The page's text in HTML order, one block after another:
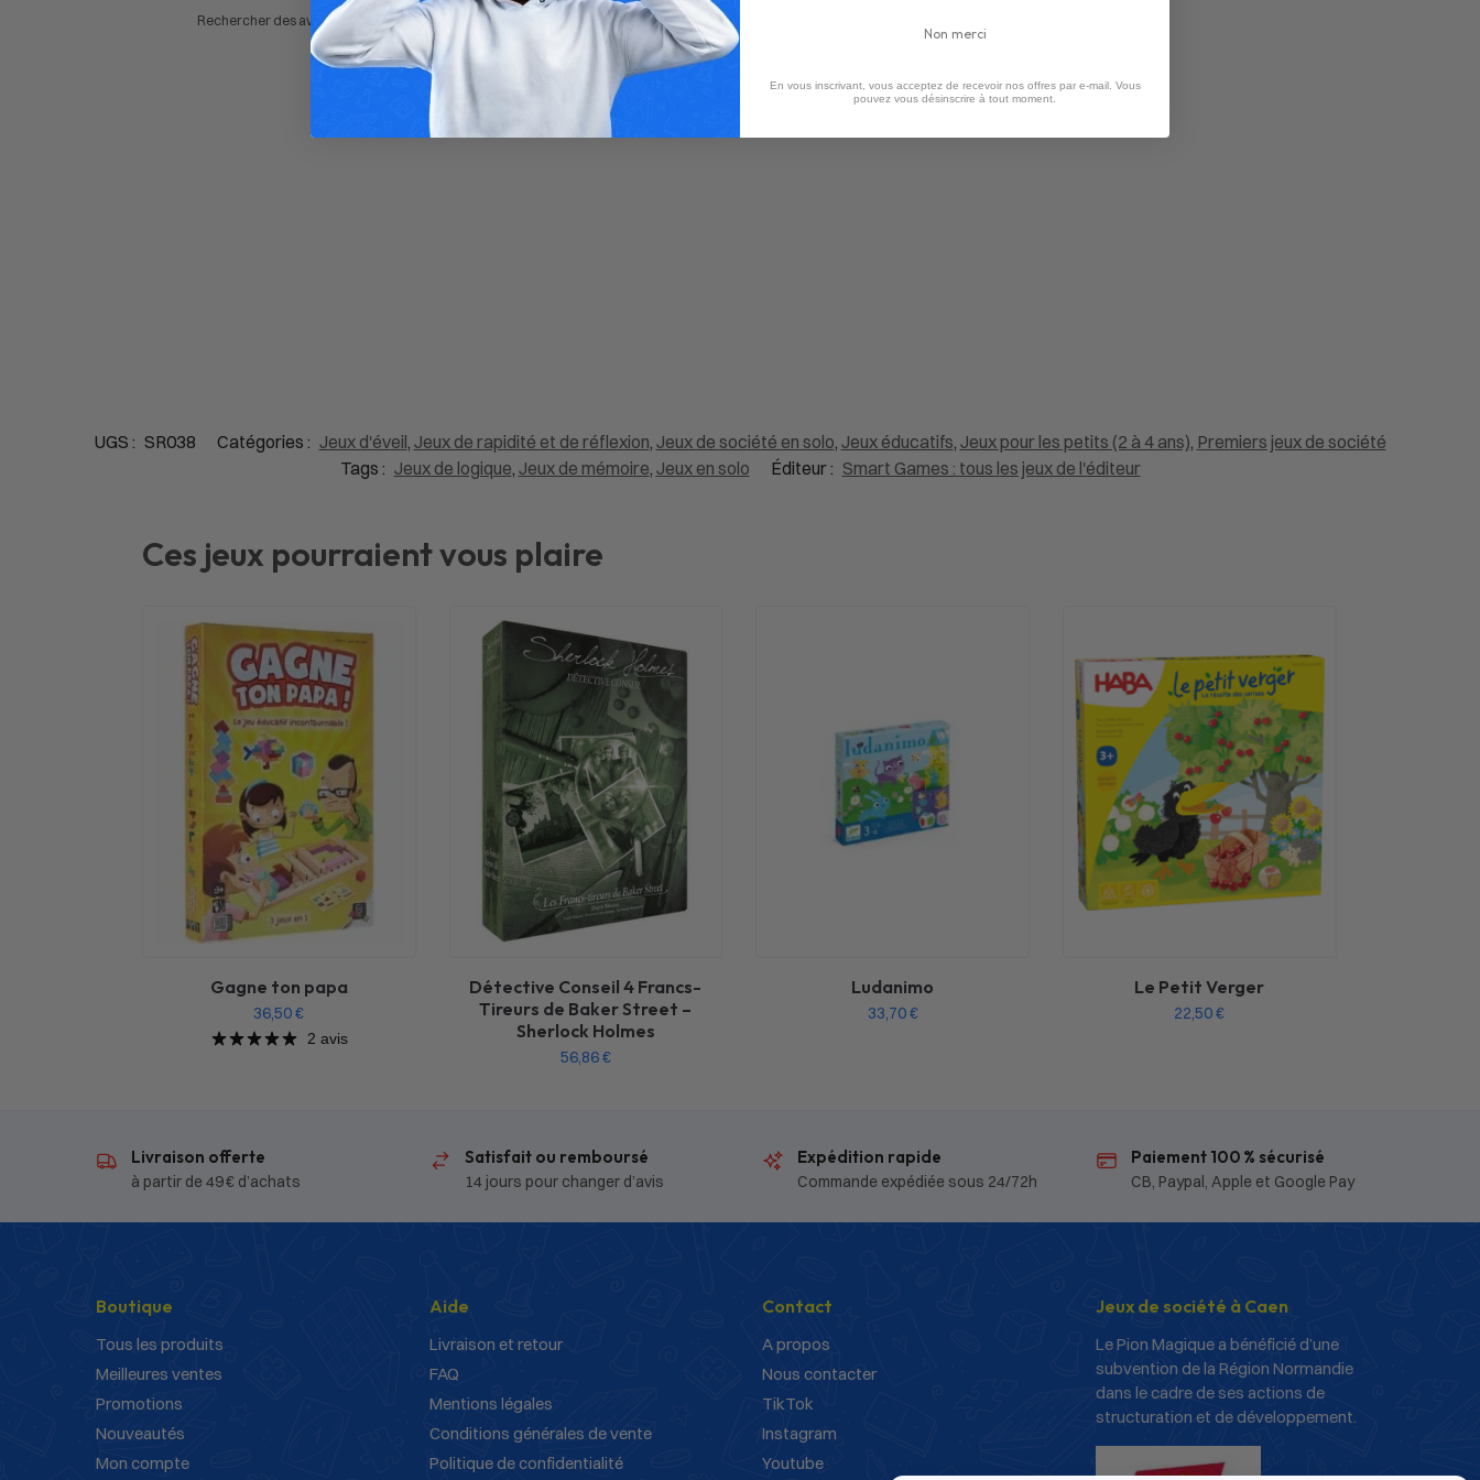
Aucun avis
UGS : SR038 Catégories : Jeux d'éveil, Jeux de rapidité et de réflexion, Jeux de société en solo, Jeux éducatifs, Jeux pour les petits (2 à 4 ans), Premiers jeux de société
Tags : Jeux de logique, Jeux de mémoire, Jeux en solo Éditeur : Smart Games : tous les jeux de l'éditeur
Ces jeux pourraient vous plaire
Gagne ton papa
36,50€
2 avis
Détective Conseil 4 Francs-
Tireurs de Baker Street –
Sherlock Holmes
56,86€
Ludanimo
33,70€
Le Petit Verger
22,50€
Livraison offerte
à partir de 49 € d’achats
Satisfait ou remboursé
14 jours pour changer d’avis
Expédition rapide
Commande expédiée sous 24/72h
Paiement 100 % sécurisé
CB, Paypal, Apple et Google Pay
Boutique
Tous les produits
Meilleures ventes
Promotions
Nouveautés
Mon compte
Aide
Livraison et retour
FAQ
Mentions légales
Conditions générales de vente
Politique de confidentialité
Contact
A propos
Nous contacter
TikTok
Instagram
Youtube
Jeux de société à Caen
Le Pion Magique a bénéficié d’une
subvention de la Région Normandie
dans le cadre de ses actions de
structuration et de développement.
Non merci
En vous inscrivant, vous acceptez de recevoir nos offres par e-mail. Vous
pouvez vous désinscrire à tout moment.